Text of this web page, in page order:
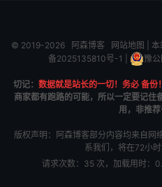
© 2019-2026 阿森博客 网站地图 |
备2025135810号-1
豫
切记： 数据就是站长的一切！务必 备份
商家都有跑路的可能，所以一定要记住
用，非推
版权声明：阿森博客部分内容均来自网
系我们，将在72小时
请求次数：35 次，加载用时：